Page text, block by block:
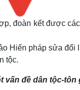
đoàn kết được
Hiến pháp sửa đổi
tộc.
vấn đề dân tộc-tôn